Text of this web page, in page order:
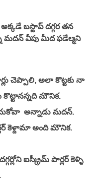
బస్టాప్ దగ్గర తన
మదన్ వీపు మీద ఫడేల్మని
చెప్పాలి, అలా కొట్టకు నా
కొట్టానన్నది మౌనిక.
అన్నాడు మదన్.
కెళ్దామా అంది మౌనిక.
ఐస్క్రీమ్ పార్లర్ కెళ్ళి